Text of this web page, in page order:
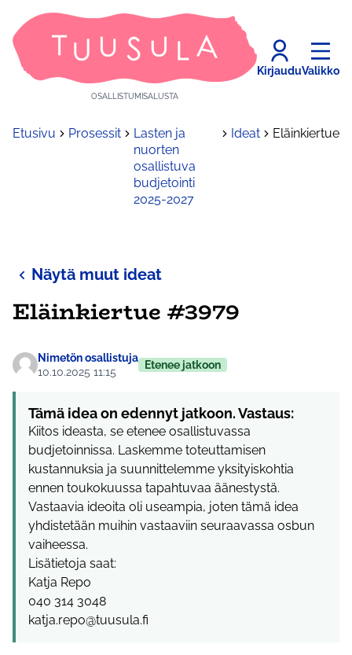
OSALLISTUMISALUSTA
KirjauduValikko
Etusivu Prosessit
Lasten ja
nuorten
osallistuva
budjetointi
2025-2027
Ideat Eläinkiertue
Näytä muut ideat
Eläinkiertue #3979
Nimetön osallistuja
10.10.2025 11:15
Etenee jatkoon
Tämä idea on edennyt jatkoon. Vastaus:
Kiitos ideasta, se etenee osallistuvassa
budjetoinnissa. Laskemme toteuttamisen
kustannuksia ja suunnittelemme yksityiskohtia
ennen toukokuussa tapahtuvaa äänestystä.
Vastaavia ideoita oli useampia, joten tämä idea
yhdistetään muihin vastaaviin seuraavassa osbun
vaiheessa.
Lisätietoja saat:
Katja Repo
040 314 3048
katja.repo@tuusula.fi